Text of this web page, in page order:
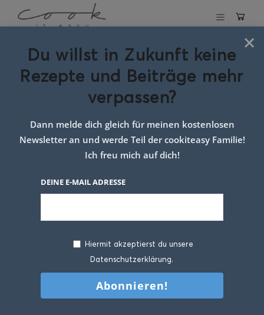
Schlagwort:
Backrezept
Marillenkuchen mit Joghurtcreme
×
Du willst in Zukunft keine
Rezepte und Beiträge mehr
verpassen?
Dann melde dich gleich für meinen kostenlosen
Newsletter an und werde Teil der cookiteasy Familie!
Ich freu mich auf dich!
DEINE E-MAIL ADRESSE
Hiermit akzeptierst du unsere
Datenschutzerklärung.